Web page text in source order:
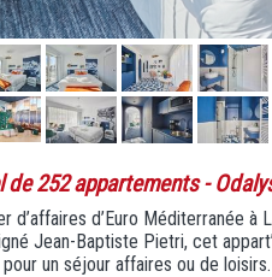
de 252 appartements-
d’affaires d’Euro Méditerranée
Jean-Baptiste Pietri, cet
un séjour affaires ou de loisirs.